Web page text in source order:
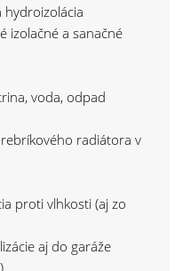
izolačné a sanačné
voda, odpad
radiátora v
proti vlhkosti (aj zo
aj do garáže